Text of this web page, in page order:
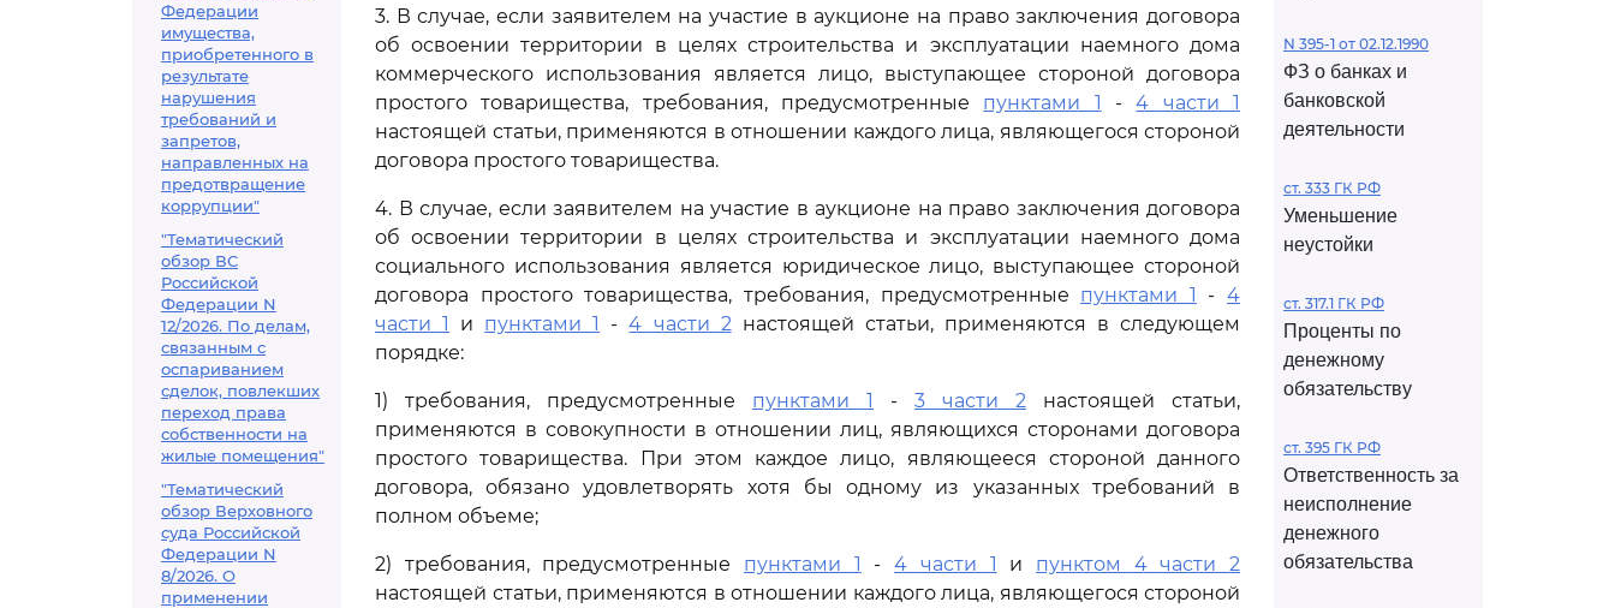
Федерации
имущества,
приобретенного в
результате
нарушения
требований и
запретов,
направленных на
предотвращение
коррупции"
"Тематический
обзор ВС
Российской
Федерации N
12/2026. По делам,
связанным с
оспариванием
сделок, повлекших
переход права
собственности на
жилые помещения"
"Тематический
обзор Верховного
суда Российской
Федерации N
8/2026. О
применении
3. В случае, если заявителем на участие в аукционе на право заключения договора
об освоении территории в целях строительства и эксплуатации наемного дома
коммерческого использования является лицо, выступающее стороной договора
простого товарищества, требования, предусмотренные пунктами 1 -4 части 1
настоящей статьи, применяются в отношении каждого лица, являющегося стороной
договора простого товарищества.
4. В случае, если заявителем на участие в аукционе на право заключения договора
об освоении территории в целях строительства и эксплуатации наемного дома
социального использования является юридическое лицо, выступающее стороной
договора простого товарищества, требования, предусмотренные пунктами 1 - 4
части 1
и пунктами 1 -4 части 2настоящей статьи, применяются в следующем
порядке:
1) требования, предусмотренные пунктами 1 - 3 части 2 настоящей статьи,
применяются в совокупности в отношении лиц, являющихся сторонами договора
простого товарищества. При этом каждое лицо, являющееся стороной данного
договора, обязано удовлетворять хотя бы одному из указанных требований в
полном объеме;
2) требования, предусмотренные пунктами 1 -4 части 1 и пунктом 4 части 2
настоящей статьи, применяются в отношении каждого лица, являющегося стороной
N 395-1 от 02.12.1990
ФЗ о банках и
банковской
деятельности
ст. 333 ГК РФ
Уменьшение
неустойки
ст. 317.1 ГК РФ
Проценты по
денежному
обязательству
ст. 395 ГК РФ
Ответственность за
неисполнение
денежного
обязательства